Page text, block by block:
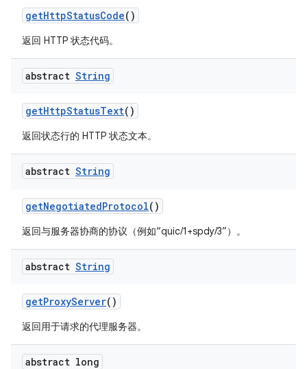
getHttpStatusCode()
返回 HTTP 状态代码。
abstract String
getHttpStatusText()
返回状态行的 HTTP 状态文本。
abstract String
getNegotiatedProtocol()
返回与服务器协商的协议（例如“quic/1+spdy/3”）。
abstract String
getProxyServer()
返回用于请求的代理服务器。
abstract long